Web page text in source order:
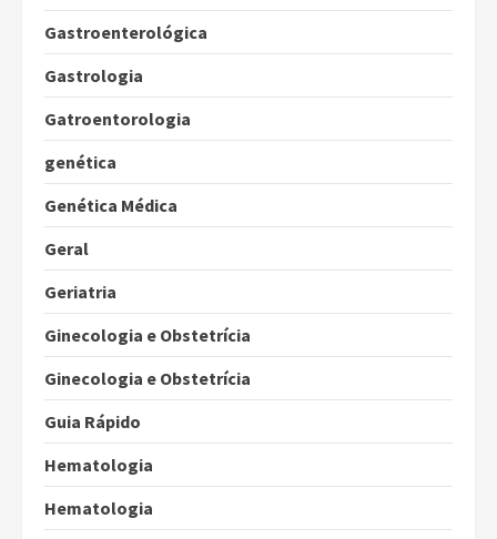
Gastroenterológica
Gastrologia
Gatroentorologia
genética
Genética Médica
Geral
Geriatria
Ginecologia e Obstetrícia
Ginecologia e Obstetrícia
Guia Rápido
Hematologia
Hematologia